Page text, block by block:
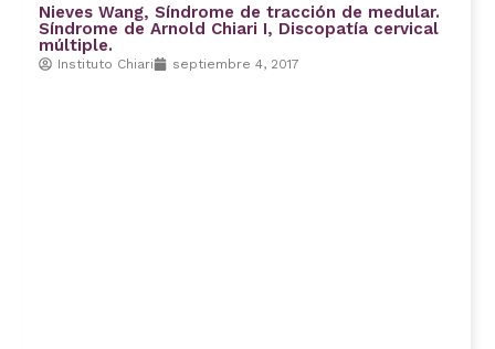
Nieves Wang, Síndrome de tracción de medular.
Síndrome de Arnold Chiari I, Discopatía cervical
múltiple.
Instituto Chiari septiembre 4, 2017